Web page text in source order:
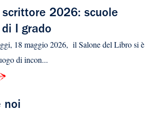
2026: scuole
I grado
18 maggio 2026, il Salone del Libro si è
di incon...
noi